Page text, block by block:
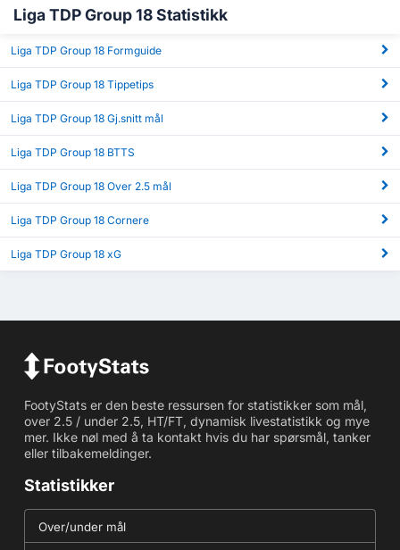
Liga TDP Group 18 Statistikk
Liga TDP Group 18 Formguide
Liga TDP Group 18 Tippetips
Liga TDP Group 18 Gj.snitt mål
Liga TDP Group 18 BTTS
Liga TDP Group 18 Over 2.5 mål
Liga TDP Group 18 Cornere
Liga TDP Group 18 xG
FootyStats er den beste ressursen for statistikker som mål,
over 2.5 / under 2.5, HT/FT, dynamisk livestatistikk og mye
mer. Ikke nøl med å ta kontakt hvis du har spørsmål, tanker
eller tilbakemeldinger.
Statistikker
Over/under mål